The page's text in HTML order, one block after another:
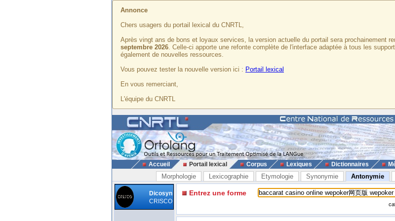
Annonce
Chers usagers du portail lexical du CNRTL,
Après vingt ans de bons et loyaux services, la version actuelle du portail sera prochainement
septembre 2026. Celle-ci apporte une refonte complète de l'interface adaptée à tous les
également de nouvelles ressources.
Vous pouvez tester la nouvelle version ici : Portail lexical
En vous remerciant,
L'équipe du CNRTL
Accueil Portail lexical Corpus Lexiques Dictionnaires
Morphologie Lexicographie Etymologie Synonymie Antonymie
Dicosyn
CRISCO
Entrez une forme